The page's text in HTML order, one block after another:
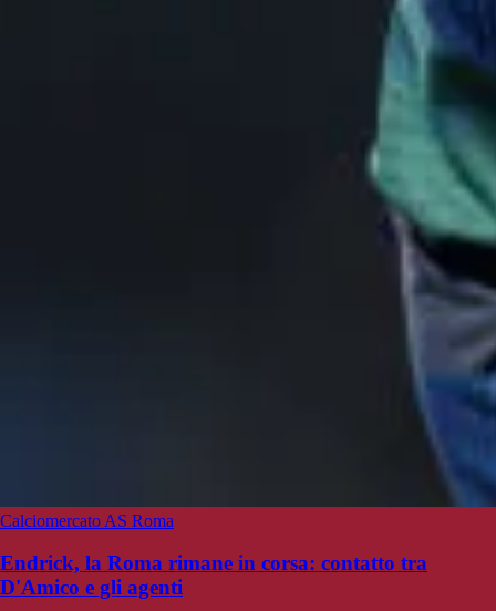
Calciomercato AS Roma
Endrick, la Roma rimane in corsa: contatto tra
D'Amico e gli agenti